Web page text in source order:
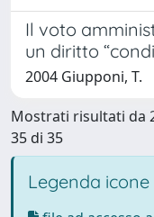
Il voto
un diritto
2004 Giupponi, T.
Mostrati risultati da
35 di 35
Legenda icone